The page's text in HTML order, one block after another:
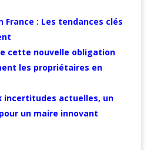
France : Les tendances clés
cette nouvelle obligation
les propriétaires en
incertitudes actuelles, un
un maire innovant